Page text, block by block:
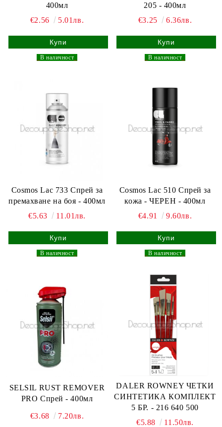
400мл
€2.56
5.01лв.
В наличност
205 - 400мл
€3.25
6.36лв.
В наличност
Cosmos Lac 733 Спрей за
премахване на боя - 400мл
€5.63
11.01лв.
В наличност
Cosmos Lac 510 Спрей за
кожа - ЧЕРЕН - 400мл
€4.91
9.60лв.
В наличност
SELSIL RUST REMOVER
PRO Спрей - 400мл
€3.68 7.20лв.
DALER ROWNEY ЧЕТКИ
СИНТЕТИКА КОМПЛЕКТ
5 БР. - 216 640 500
€5.88
11.50лв.